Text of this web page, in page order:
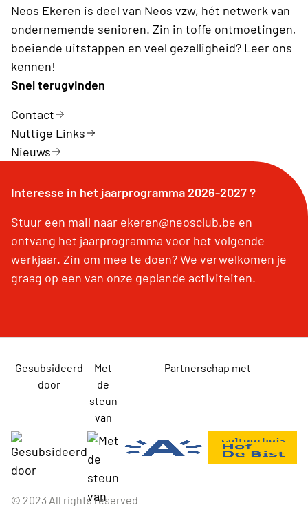
Neos Ekeren is deel van Neos vzw, hét netwerk van
ondernemende senioren. Zin in toffe ontmoetingen,
boeiende uitstappen en veel gezelligheid? Leer ons
kennen!
Snel terugvinden
Contact
Nuttige Links
Nieuws
Interesse in het jaarprogramma 2026-2027 ?
Stuur een mail naar ekeren@neosclub.be en
ontvang het jaarprogramma voor het volgende
werkjaar. Zin om mee te doen? We verwelkomen je
graag op een van onze geplande activiteiten.
Gesubsideerd
door
Met
de
steun
van
Partnerschap met
© 2023 All rights reserved